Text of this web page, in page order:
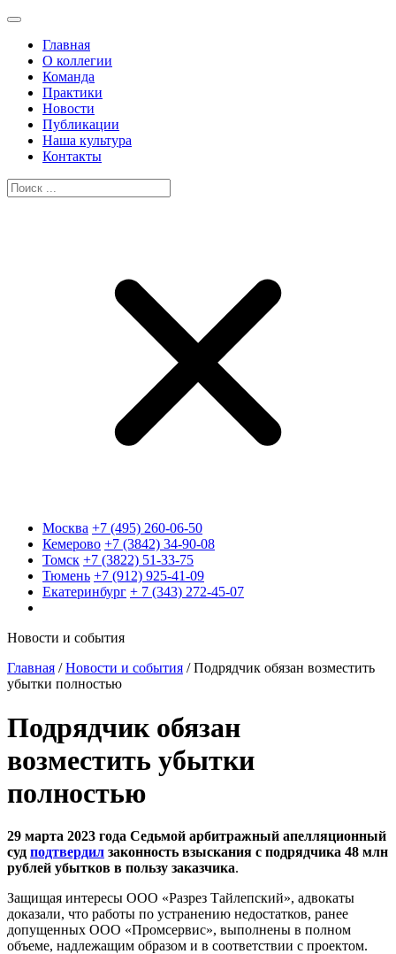
Главная
О коллегии
Команда
Практики
Новости
Публикации
Наша культура
Контакты
Москва +7 (495) 260-06-50
Кемерово +7 (3842) 34-90-08
Томск +7 (3822) 51-33-75
Тюмень +7 (912) 925-41-09
Екатеринбург + 7 (343) 272-45-07
Новости и события
Главная /Новости и события /Подрядчик обязан возместить
убытки полностью
Подрядчик обязан
возместить убытки
полностью
29 марта 2023 года Седьмой арбитражный апелляционный
суд подтвердил законность взыскания с подрядчика 48 млн
рублей убытков в пользу заказчика.
Защищая интересы ООО «Разрез Тайлепский», адвокаты
доказали, что работы по устранению недостатков, ранее
допущенных ООО «Промсервис», выполнены в полном
объеме, надлежащим образом и в соответствии с проектом.